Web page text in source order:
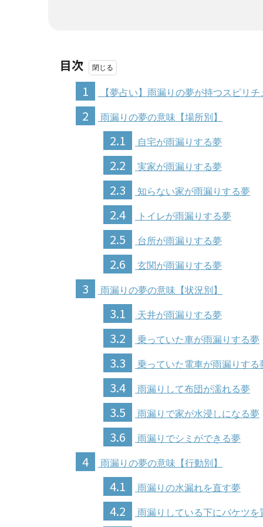
目次
1
【夢占い】雨漏りの夢が持つスピリ
2 雨漏りの夢の意味【場所別】
2.1 自宅が雨漏りする夢
2.2 実家が雨漏りする夢
2.3 知らない家が雨漏りする夢
2.4 トイレが雨漏りする夢
2.5 台所が雨漏りする夢
2.6 玄関が雨漏りする夢
3 雨漏りの夢の意味【状況別】
3.1 天井が雨漏りする夢
3.2 乗っていた車が雨漏りする夢
3.3 乗っていた電車が雨漏りする
3.4 雨漏りして布団が濡れる夢
3.5 雨漏りで家が水浸しになる夢
3.6 雨漏りでシミができる夢
4 雨漏りの夢の意味【行動別】
4.1 雨漏りの水漏れを直す夢
4.2 雨漏りしている下にバケツを